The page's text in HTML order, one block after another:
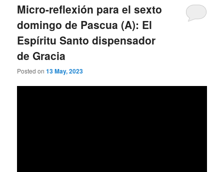
Micro-reflexión para el sexto
domingo de Pascua (A): El
Espíritu Santo dispensador
de Gracia
Posted on13 May, 2023